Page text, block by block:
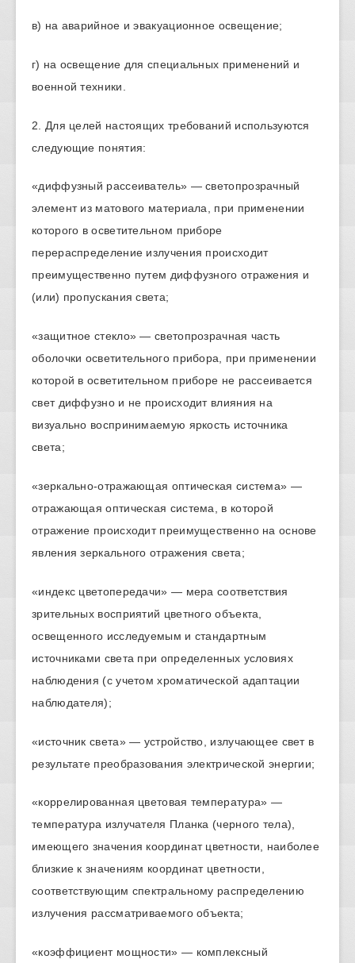
в) на аварийное и эвакуационное освещение;
г) на освещение для специальных применений и
военной техники.
2. Для целей настоящих требований используются
следующие понятия:
«диффузный рассеиватель» — светопрозрачный
элемент из матового материала, при применении
которого в осветительном приборе
перераспределение излучения происходит
преимущественно путем диффузного отражения и
(или) пропускания света;
«защитное стекло» — светопрозрачная часть
оболочки осветительного прибора, при применении
которой в осветительном приборе не рассеивается
свет диффузно и не происходит влияния на
визуально воспринимаемую яркость источника
света;
«зеркально-отражающая оптическая система» —
отражающая оптическая система, в которой
отражение происходит преимущественно на основе
явления зеркального отражения света;
«индекс цветопередачи» — мера соответствия
зрительных восприятий цветного объекта,
освещенного исследуемым и стандартным
источниками света при определенных условиях
наблюдения (с учетом хроматической адаптации
наблюдателя);
«источник света» — устройство, излучающее свет в
результате преобразования электрической энергии;
«коррелированная цветовая температура» —
температура излучателя Планка (черного тела),
имеющего значения координат цветности, наиболее
близкие к значениям координат цветности,
соответствующим спектральному распределению
излучения рассматриваемого объекта;
«коэффициент мощности» — комплексный